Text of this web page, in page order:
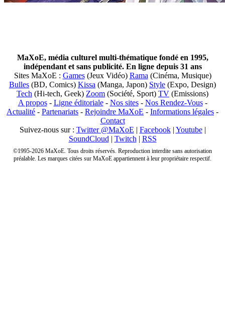
MaXoE, média culturel multi-thématique fondé en 1995,
indépendant et sans publicité. En ligne depuis 31 ans
Sites MaXoE : Games(Jeux Vidéo) Rama (Cinéma, Musique)
Bulles (BD, Comics) Kissa (Manga, Japon) Style (Expo, Design)
Tech (Hi-tech, Geek) Zoom (Société, Sport) TV (Emissions)
A propos- Ligne éditoriale- Nos sites- Nos Rendez-Vous-
Actualité - Partenariats - Rejoindre MaXoE - Informations légales -
Contact
Suivez-nous sur : Twitter @MaXoE | Facebook| Youtube|
SoundCloud | Twitch | RSS
©1995-2026 MaXoE. Tous droits réservés. Reproduction interdite sans autorisation
préalable. Les marques citées sur MaXoE appartiennent à leur propriétaire respectif.